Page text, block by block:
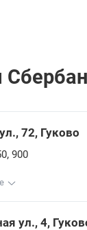
72, Гуково
, 900
ул., 4,